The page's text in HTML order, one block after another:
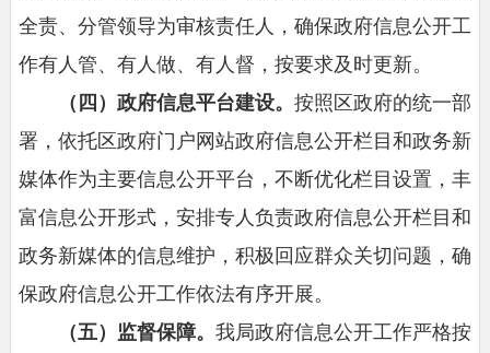
全责、分管领导为审核责任人，确保政府信息公开工
作有人管、有人做、有人督，按要求及时更新。
（四）政府信息平台建设。 按照区政府的统一部
署，依托区政府门户网站政府信息公开栏目和政务新
媒体作为主要信息公开平台，不断优化栏目设置，丰
富信息公开形式，安排专人负责政府信息公开栏目和
政务新媒体的信息维护，积极回应群众关切问题，确
保政府信息公开工作依法有序开展。
（五）监督保障。 我局政府信息公开工作严格按